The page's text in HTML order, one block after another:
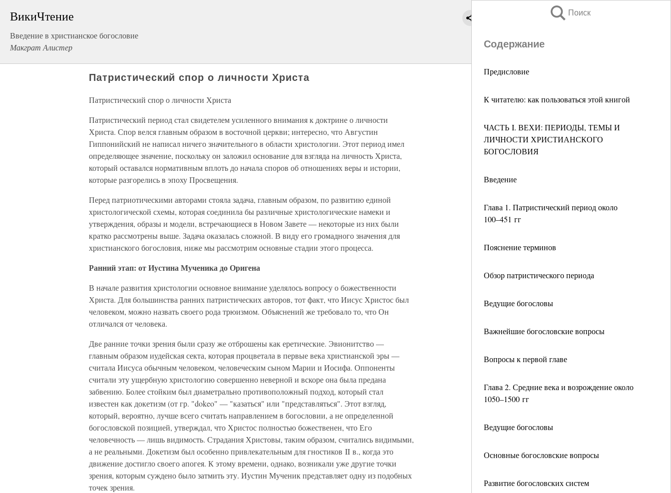
ВикиЧтение
Введение в христианское богословие
Макграт Алистер
Поиск
Содержание
Предисловие
К читателю: как пользоваться этой книгой
ЧАСТЬ I. ВЕХИ: ПЕРИОДЫ, ТЕМЫ И
ЛИЧНОСТИ ХРИСТИАНСКОГО
БОГОСЛОВИЯ
Введение
Глава 1. Патристический период около
100–451 гг
Пояснение терминов
Обзор патристического периода
Ведущие богословы
Важнейшие богословские вопросы
Вопросы к первой главе
Глава 2. Средние века и возрождение около
1050–1500 гг
Ведущие богословы
Основные богословские вопросы
Развитие богословских систем
Патристический спор о личности Христа
Патристический спор о личности Христа
Патристический период стал свидетелем усиленного внимания к доктрине о личности
Христа. Спор велся главным образом в восточной церкви; интересно, что Августин
Гиппонийский не написал ничего значительного в области христологии. Этот период имел
определяющее значение, поскольку он заложил основание для взгляда на личность Христа,
который оставался нормативным вплоть до начала споров об отношениях веры и истории,
которые разгорелись в эпоху Просвещения.
Перед патриотическими авторами стояла задача, главным образом, по развитию единой
христологической схемы, которая соединила бы различные христологические намеки и
утверждения, образы и модели, встречающиеся в Новом Завете — некоторые из них были
кратко рассмотрены выше. Задача оказалась сложной. В виду его громадного значения для
христианского богословия, ниже мы рассмотрим основные стадии этого процесса.
Ранний этап: от Иустина Мученика до Оригена
В начале развития христологии основное внимание уделялось вопросу о божественности
Христа. Для большинства ранних патристических авторов, тот факт, что Иисус Христос был
человеком, можно назвать своего рода трюизмом. Объяснений же требовало то, что Он
отличался от человека.
Две ранние точки зрения были сразу же отброшены как еретические. Эвионитство —
главным образом иудейская секта, которая процветала в первые века христианской эры —
считала Иисуса обычным человеком, человеческим сыном Марии и Иосифа. Оппоненты
считали эту ущербную христологию совершенно неверной и вскоре она была предана
забвению. Более стойким был диаметрально противоположный подход, который стал
известен как докетизм (от гр. "dokeo" — "казаться" или "представляться". Этот взгляд,
который, вероятно, лучше всего считать направлением в богословии, а не определенной
богословской позицией, утверждал, что Христос полностью божественен, что Его
человечность — лишь видимость. Страдания Христовы, таким образом, считались видимыми,
а не реальными. Докетизм был особенно привлекательным для гностиков II в., когда это
движение достигло своего апогея. К этому времени, однако, возникали уже другие точки
зрения, которым суждено было затмить эту. Иустин Мученик представляет одну из подобных
точек зрения.